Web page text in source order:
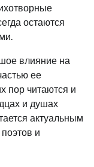
остаются
влияние на
ее
пор читаются и
и душах
актуальным
и